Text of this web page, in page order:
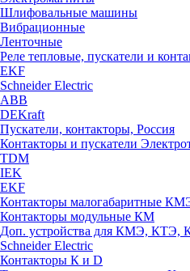
Шлифовальные машины
Вибрационные
Ленточные
Реле тепловые, пускатели и
EKF
Schneider Electric
ABB
DEKraft
Пускатели, контакторы, Россия
Контакторы и пускатели
TDM
IEK
EKF
Контакторы малогабаритные
Контакторы модульные КМ
Доп. устройства для КМЭ, КТЭ,
Schneider Electric
Контакторы К и D